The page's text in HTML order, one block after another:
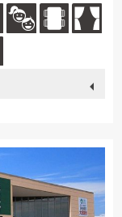
家具をご推奨致しま
ド 冨士ファニチア
ベッド Serta